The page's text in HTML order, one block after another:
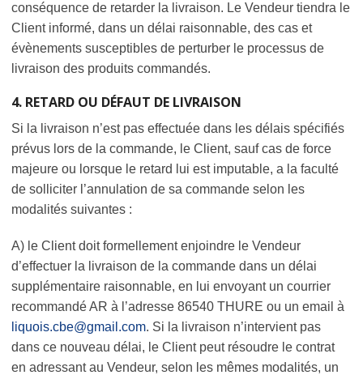
conséquence de retarder la livraison. Le Vendeur tiendra le
Client informé, dans un délai raisonnable, des cas et
évènements susceptibles de perturber le processus de
livraison des produits commandés.
4. RETARD OU DÉFAUT DE LIVRAISON
Si la livraison n’est pas effectuée dans les délais spécifiés
prévus lors de la commande, le Client, sauf cas de force
majeure ou lorsque le retard lui est imputable, a la faculté
de solliciter l’annulation de sa commande selon les
modalités suivantes :
A) le Client doit formellement enjoindre le Vendeur
d’effectuer la livraison de la commande dans un délai
supplémentaire raisonnable, en lui envoyant un courrier
recommandé AR à l’adresse 86540 THURE ou un email à
liquois.cbe@gmail.com. Si la livraison n’intervient pas
dans ce nouveau délai, le Client peut résoudre le contrat
en adressant au Vendeur, selon les mêmes modalités, un